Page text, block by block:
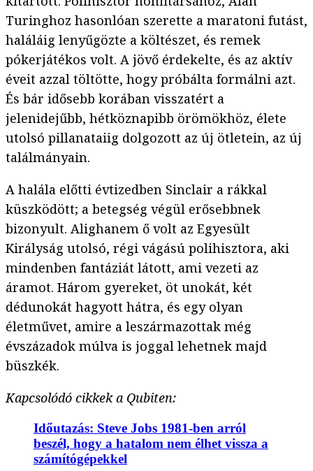
Turinghoz hasonlóan szerette a maratoni futást,
haláláig lenyűgözte a költészet, és remek
pókerjátékos volt. A jövő érdekelte, és az aktív
éveit azzal töltötte, hogy próbálta formálni azt.
És bár idősebb korában visszatért a
jelenidejűbb, hétköznapibb örömökhöz, élete
utolsó pillanataiig dolgozott az új ötletein, az új
találmányain.
A halála előtti évtizedben Sinclair a rákkal
küszködött; a betegség végül erősebbnek
bizonyult. Alighanem ő volt az Egyesült
Királyság utolsó, régi vágású polihisztora, aki
mindenben fantáziát látott, ami vezeti az
áramot. Három gyereket, öt unokát, két
dédunokát hagyott hátra, és egy olyan
életművet, amire a leszármazottak még
évszázadok múlva is joggal lehetnek majd
büszkék.
Kapcsolódó cikkek a Qubiten:
Időutazás: Steve Jobs 1981-ben arról
beszél, hogy a hatalom nem élhet vissza a
számítógépekkel